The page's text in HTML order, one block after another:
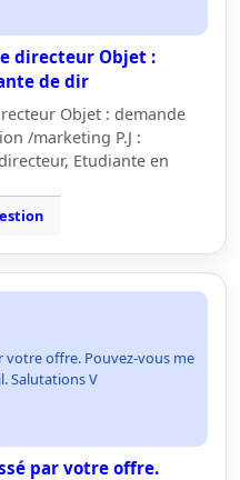
directeur Objet :
de dir
Objet : demande
/marketing P.J :
Etudiante en
votre offre. Pouvez-vous me
Salutations V
par votre offre.